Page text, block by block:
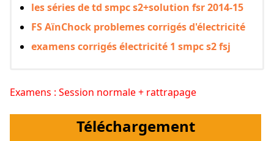
les séries de td smpc s2+solution fsr 2014-15
FS AïnChock problemes corrigés d'électricité
examens corrigés électricité 1 smpc s2 fsj
Examens : Session normale + rattrapage
Téléchargement